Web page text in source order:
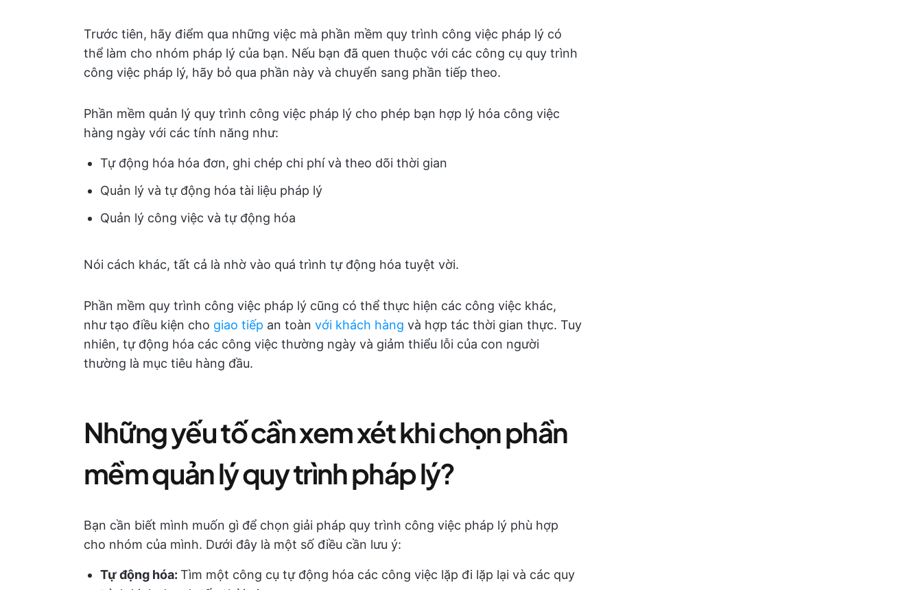
Trước tiên, hãy điểm qua những việc mà phần mềm quy trình công việc pháp lý có
thể làm cho nhóm pháp lý của bạn. Nếu bạn đã quen thuộc với các công cụ quy trình
công việc pháp lý, hãy bỏ qua phần này và chuyển sang phần tiếp theo.
Phần mềm quản lý quy trình công việc pháp lý cho phép bạn hợp lý hóa công việc
hàng ngày với các tính năng như:
Tự động hóa hóa đơn, ghi chép chi phí và theo dõi thời gian
Quản lý và tự động hóa tài liệu pháp lý
Quản lý công việc và tự động hóa
Nói cách khác, tất cả là nhờ vào quá trình tự động hóa tuyệt vời.
Phần mềm quy trình công việc pháp lý cũng có thể thực hiện các công việc khác,
như tạo điều kiện cho giao tiếp an toàn với khách hàng và hợp tác thời gian thực. Tuy
nhiên, tự động hóa các công việc thường ngày và giảm thiểu lỗi của con người
thường là mục tiêu hàng đầu.
Những yếu tố cần xem xét khi chọn phần
mềm quản lý quy trình pháp lý?
Bạn cần biết mình muốn gì để chọn giải pháp quy trình công việc pháp lý phù hợp
cho nhóm của mình. Dưới đây là một số điều cần lưu ý:
Tự động hóa: Tìm một công cụ tự động hóa các công việc lặp đi lặp lại và các quy